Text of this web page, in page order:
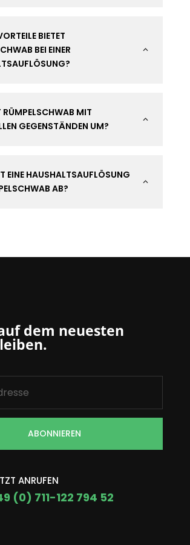
2
BIETET
BEI EINER
2
RÜMPELSCHWAB MIT
GEGENSTÄNDEN UM?
2
EINE HAUSHALTSAUFLÖSUNG
AB?
dem neuesten
ABONNIEREN
ANRUFEN
(0) 711-122 794 52